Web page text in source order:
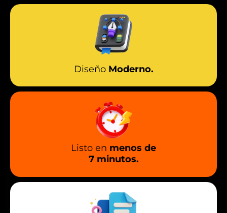
Diseño Moderno.
Listo en menos de
7 minutos.